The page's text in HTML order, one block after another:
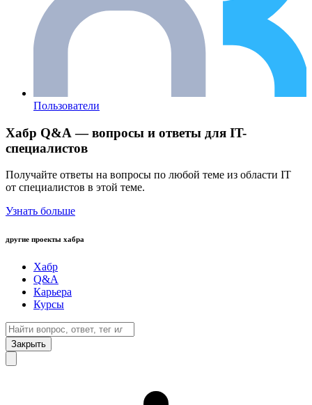
Пользователи
Хабр Q&A — вопросы и ответы для IT-
специалистов
Получайте ответы на вопросы по любой теме из области IT
от специалистов в этой теме.
Узнать больше
другие проекты хабра
Хабр
Q&A
Карьера
Курсы
Закрыть